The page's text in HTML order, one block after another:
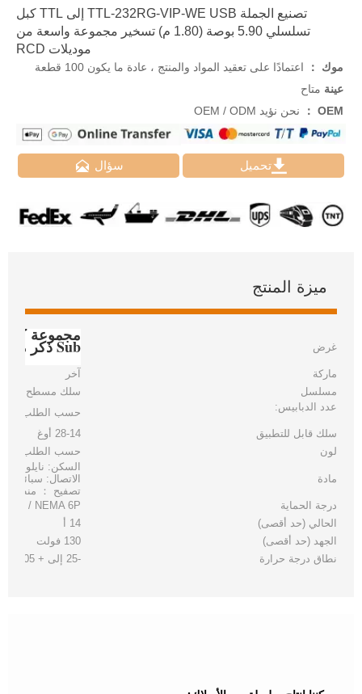
تصنيع الجملة TTL-232RG-VIP-WE USB إلى TTL كبل
تسلسلي 5.90 بوصة (1.80 م) تسخير مجموعة واسعة من
موديلات RCD
موك ：
اعتمادًا على تعقيد المواد والمنتج ، عادة ما يكون 100 قطعة
عينة متاح
OEM ：
نحن نؤيد OEM / ODM
 سؤال تحميل
ميزة المنتج
غرض Sub ذكر موصل سلك تسخير
ماركة
آخر
مسلسل
سلك مسطح
عدد الدبابيس:
حسب الطلب
سلك قابل للتطبيق
28-14 أوغ
لون
حسب الطلب
مادة
السكن: نايلون
الاتصال: سبائك
تصفيح ： منطقة
درجة الحماية
IP 67 / NEMA 6P
الحالي (حد أقصى)
14 أ
الجهد (حد أقصى)
130 فولت
نطاق درجة حرارة
-25 إلى + 105 درجة مئوية